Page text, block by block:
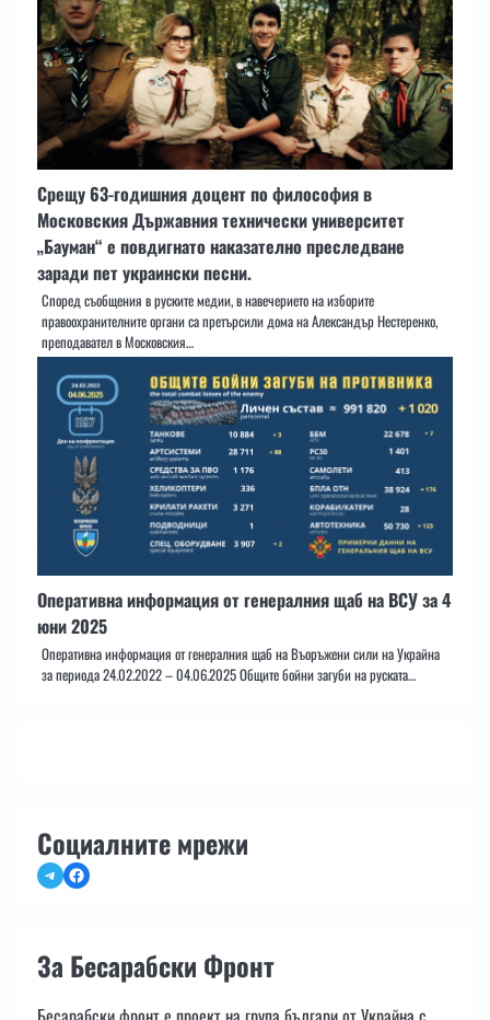
Срещу 63-годишния доцент по философия в
Московския Държавния технически университет
„Бауман“ е повдигнато наказателно преследване
заради пет украински песни.
Според съобщения в руските медии, в навечерието на изборите
правоохранителните органи са претърсили дома на Александър Нестеренко,
преподавател в Московския…
Оперативна информация от генералния щаб на ВСУ за 4
юни 2025
Оперативна информация от генералния щаб на Въоръжени сили на Украйна
за периода 24.02.2022 – 04.06.2025 Общите бойни загуби на руската…
Социалните мрежи
TelegramFacebook
За Бесарабски Фронт